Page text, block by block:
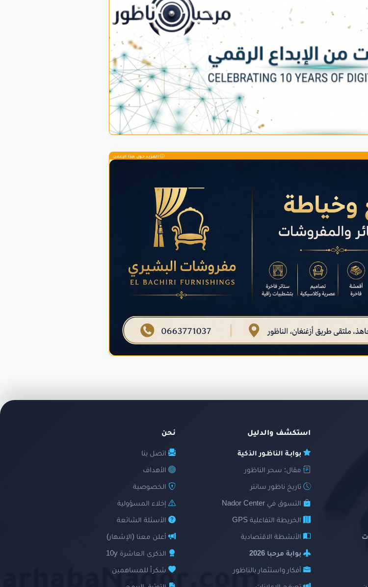
المزيد حول هذا الإعلان
استكشف والدليل
بوابـة الناظـور الذكية
مقال: سحر الناظور
تاريخ ناظور سانتر
التسوق في Nador Center
الخريطة التفاعلية GPS
الأنشطة الاقتصادية
بوابة مرحبا 2026
أفكار واستثمار بالناظور
نحن
اتصل بنا
الأهداف
الخصوصية
إخلاء المسؤولية
الأسئلة الشائعة
أعلن معنا (الإشهار)
الذكرى العاشرة 10y
شكراً للمساهمين